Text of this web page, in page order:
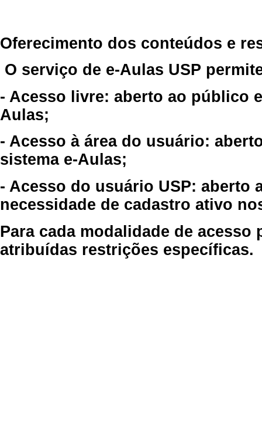
Oferecimento dos conteúdos e
O serviço de e-Aulas USP
- Acesso livre: aberto ao público
Aulas;
- Acesso à área do usuário:
sistema e-Aulas;
- Acesso do usuário USP: aberto
necessidade de cadastro ativo
Para cada modalidade de
atribuídas restrições específicas.